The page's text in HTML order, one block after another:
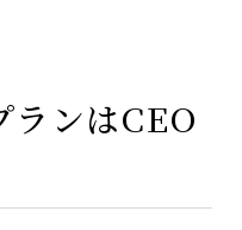
ランはCEO